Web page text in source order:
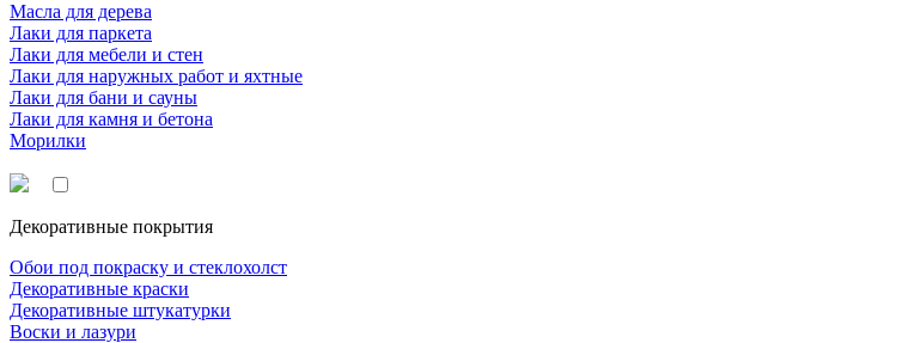
Масла для дерева
Лаки для паркета
Лаки для мебели и стен
Лаки для наружных работ и яхтные
Лаки для бани и сауны
Лаки для камня и бетона
Морилки
Декоративные покрытия
Обои под покраску и стеклохолст
Декоративные краски
Декоративные штукатурки
Воски и лазури